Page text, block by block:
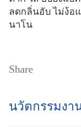
ลดกลิ่นอับ ไม่ง้อแ
นาโน
Share
นวัตกรรมง